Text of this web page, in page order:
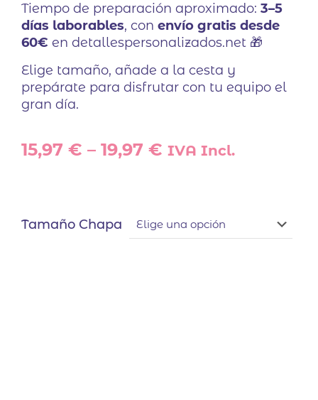
Tiempo de preparación aproximado: 3–5
días laborables, con envío gratis desde
60€ en detallespersonalizados.net 🎁
Elige tamaño, añade a la cesta y
prepárate para disfrutar con tu equipo el
gran día.
15,97 € – 19,97 € IVA Incl.
Tamaño Chapa